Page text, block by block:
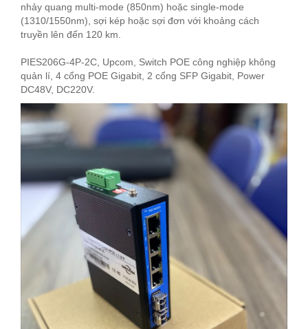
nhảy quang multi-mode (850nm) hoặc single-mode
(1310/1550nm), sợi kép hoặc sợi đơn với khoảng cách
truyền lên đến 120 km.
PIES206G-4P-2C, Upcom, Switch POE công nghiệp không
quản lí, 4 cổng POE Gigabit, 2 cổng SFP Gigabit, Power
DC48V, DC220V.